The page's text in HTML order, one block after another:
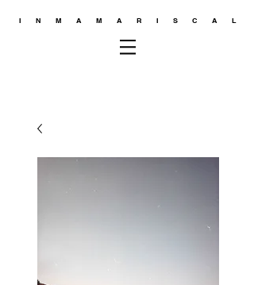
INMAMARISCAL